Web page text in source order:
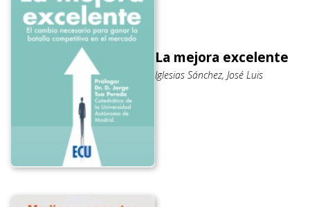
La mejora excelente
Iglesias Sánchez, José Luis